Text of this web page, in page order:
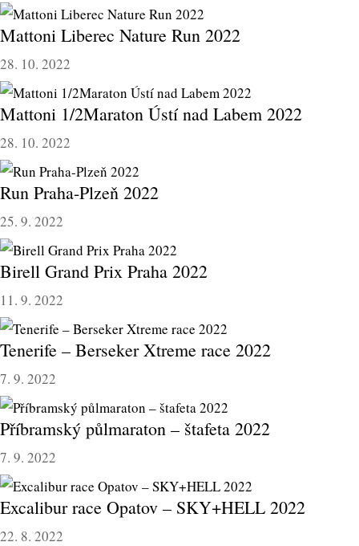
Mattoni Liberec Nature Run 2022
28. 10. 2022
Mattoni 1/2Maraton Ústí nad Labem 2022
28. 10. 2022
Run Praha-Plzeň 2022
25. 9. 2022
Birell Grand Prix Praha 2022
11. 9. 2022
Tenerife – Berseker Xtreme race 2022
7. 9. 2022
Příbramský půlmaraton – štafeta 2022
7. 9. 2022
Excalibur race Opatov – SKY+HELL 2022
22. 8. 2022